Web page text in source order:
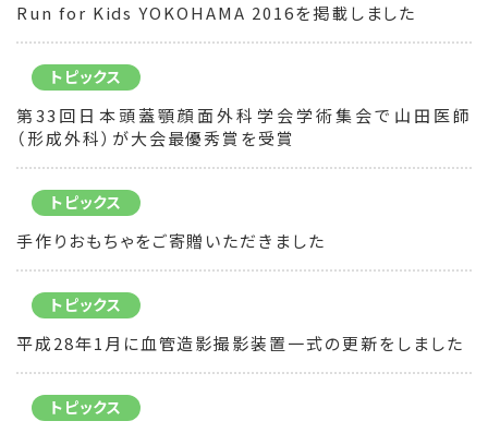
Run for Kids YOKOHAMA 2016を掲載しました
トピックス
第33回日本頭蓋顎顔面外科学会学術集会で山田医師
（形成外科）が大会最優秀賞を受賞
トピックス
手作りおもちゃをご寄贈いただきました
トピックス
平成28年1月に血管造影撮影装置一式の更新をしました
トピックス